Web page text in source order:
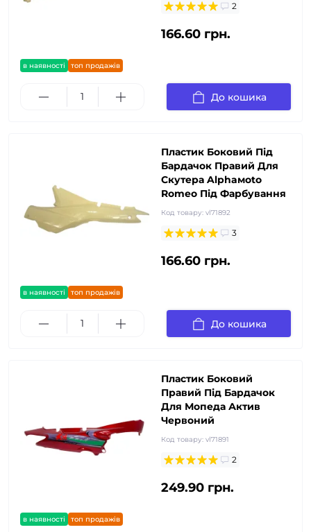
в наявності топ продажів
2
166.60 грн.
До кошика
в наявності топ продажів
Пластик Боковий Під
Бардачок Правий Для
Скутера Alphaмoto
Romeo Під Фарбування
Код товару: vl71892
3
166.60 грн.
До кошика
в наявності топ продажів
Пластик Боковий
Правий Під Бардачок
Для Мопеда Актив
Червоний
Код товару: vl71891
2
249.90 грн.